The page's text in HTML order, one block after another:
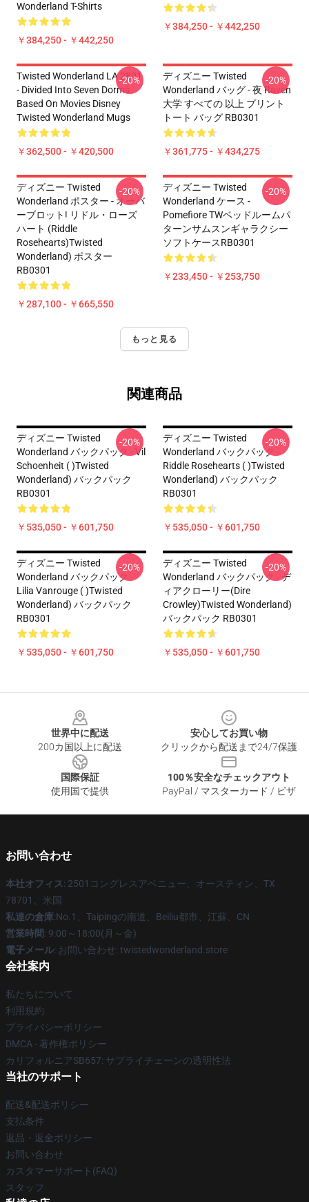
Wonderland T-Shirts
￥384,250 - ￥442,250
￥384,250 - ￥442,250
Twisted Wonderland LA 2801
- Divided Into Seven Dorms
Based On Movies Disney
Twisted Wonderland Mugs
￥362,500 - ￥420,500
-20%
ディズニー Twisted
Wonderland バッグ - 夜 Raven
大学 すべての 以上 プリント
トート バッグ RB0301
￥361,775 - ￥434,275
-20%
ディズニー Twisted
Wonderland ポスター - オーバ
ーブロット! リドル・ローズ
ハート (Riddle
Rosehearts)Twisted
Wonderland) ポスター
RB0301
￥287,100 - ￥665,550
-20%
ディズニー Twisted
Wonderland ケース -
Pomefiore TWベッドルームパ
ターンサムスンギャラクシー
ソフトケースRB0301
￥233,450 - ￥253,750
-20%
もっと見る
関連商品
ディズニー Twisted
Wonderland バックパック - Vil
Schoenheit ( )Twisted
Wonderland) バックパック
RB0301
￥535,050 - ￥601,750
-20%
ディズニー Twisted
Wonderland バックパック -
Riddle Rosehearts ( )Twisted
Wonderland) バックパック
RB0301
￥535,050 - ￥601,750
-20%
ディズニー Twisted
Wonderland バックパック -
Lilia Vanrouge ( )Twisted
Wonderland) バックパック
RB0301
￥535,050 - ￥601,750
-20%
ディズニー Twisted
Wonderland バックパック - デ
ィアクローリー(Dire
Crowley)Twisted Wonderland)
バックパック RB0301
￥535,050 - ￥601,750
-20%
世界中に配送
200カ国以上に配送
安心してお買い物
クリックから配送まで24/7保護
国際保証
使用国で提供
100％安全なチェックアウト
PayPal / マスターカード / ビザ
お問い合わせ
本社オフィス: 2501コングレスアベニュー、オースティン、TX
78701、米国
私達の倉庫:No.1、Taipingの南道、Beiliu都市、江蘇、CN
営業時間: 9:00～18:00(月～金)
電子メール: お問い合わせ: twistedwonderland.store
会社案内
私たちについて
利用規約
プライバシーポリシー
DMCA - 著作権ポリシー
カリフォルニアSB657: サプライチェーンの透明性法
当社のサポート
配送&配送ポリシー
支払条件
返品・返金ポリシー
お問い合わせ
カスタマーサポート(FAQ)
スタッフ